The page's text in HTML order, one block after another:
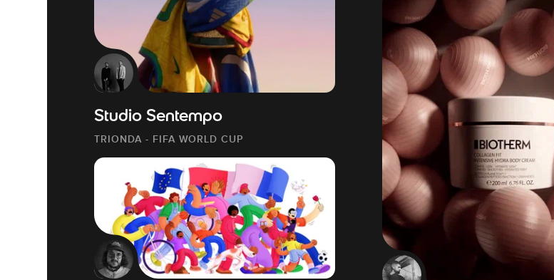
Studio Sentempo
TRIONDA - FIFA WORLD CUP